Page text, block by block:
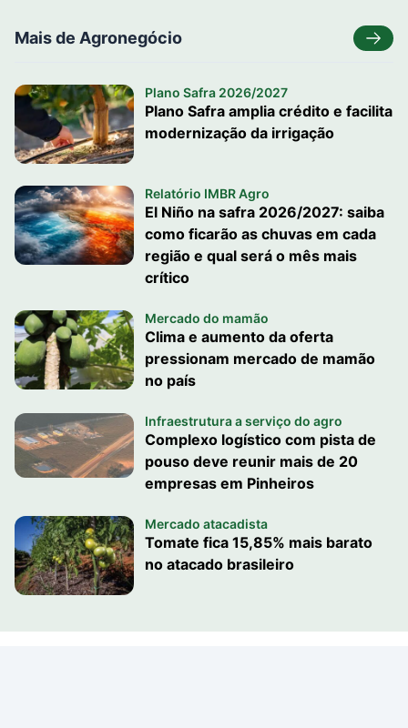
Mais de Agronegócio
Plano Safra 2026/2027
Plano Safra amplia crédito e facilita
modernização da irrigação
Relatório IMBR Agro
El Niño na safra 2026/2027: saiba
como ficarão as chuvas em cada
região e qual será o mês mais
crítico
Mercado do mamão
Clima e aumento da oferta
pressionam mercado de mamão
no país
Infraestrutura a serviço do agro
Complexo logístico com pista de
pouso deve reunir mais de 20
empresas em Pinheiros
Mercado atacadista
Tomate fica 15,85% mais barato
no atacado brasileiro